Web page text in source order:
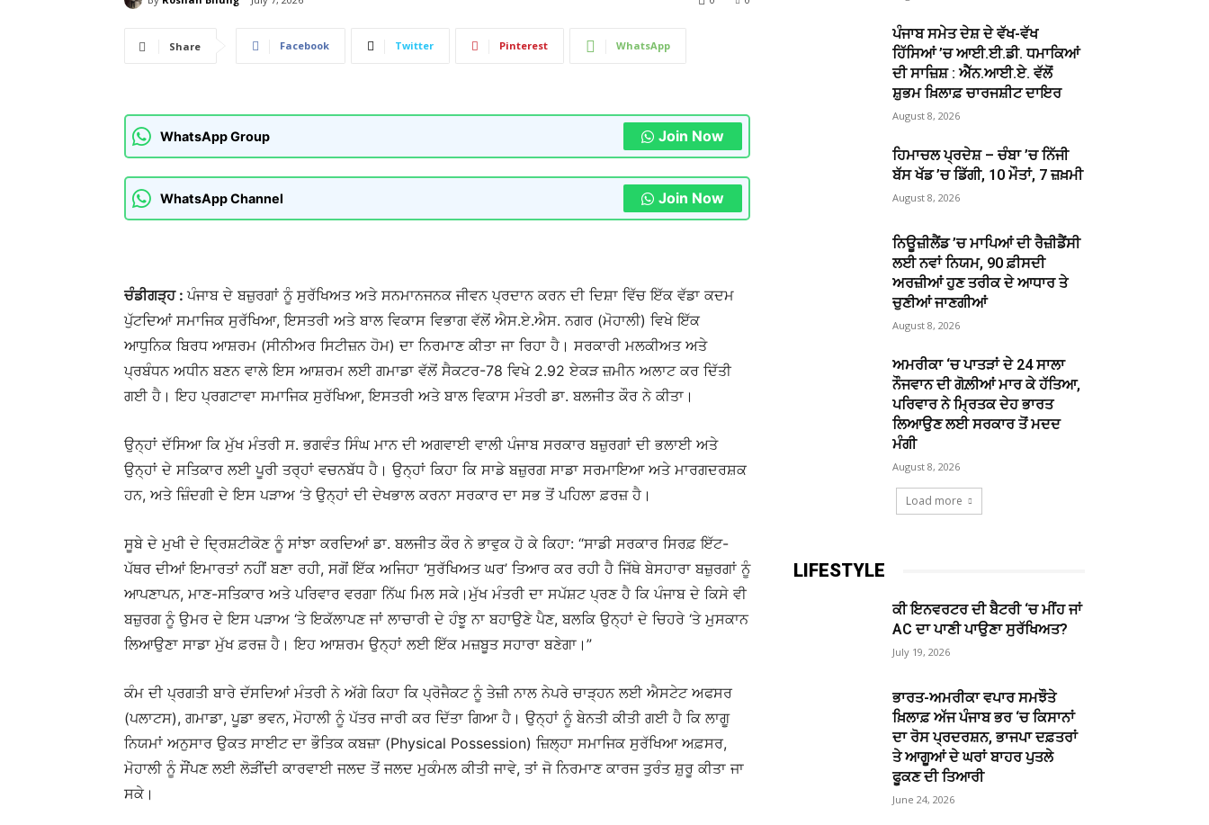
Share Facebook Twitter Pinterest WhatsApp
WhatsApp Group Join Now
WhatsApp Channel Join Now
ਚੰਡੀਗੜ੍ਹ :ਪੰਜਾਬ ਦੇ ਬਜ਼ੁਰਗਾਂ ਨੂੰ ਸੁਰੱਖਿਅਤ ਅਤੇ ਸਨਮਾਨਜਨਕ ਜੀਵਨ ਪ੍ਰਦਾਨ ਕਰਨ ਦੀ ਦਿਸ਼ਾ ਵਿੱਚ ਇੱਕ ਵੱਡਾ ਕਦਮ
ਪੁੱਟਦਿਆਂ ਸਮਾਜਿਕ ਸੁਰੱਖਿਆ, ਇਸਤਰੀ ਅਤੇ ਬਾਲ ਵਿਕਾਸ ਵਿਭਾਗ ਵੱਲੋਂ ਐਸ.ਏ.ਐਸ. ਨਗਰ (ਮੋਹਾਲੀ) ਵਿਖੇ ਇੱਕ
ਆਧੁਨਿਕ ਬਿਰਧ ਆਸ਼ਰਮ (ਸੀਨੀਅਰ ਸਿਟੀਜ਼ਨ ਹੋਮ) ਦਾ ਨਿਰਮਾਣ ਕੀਤਾ ਜਾ ਰਿਹਾ ਹੈ। ਸਰਕਾਰੀ ਮਲਕੀਅਤ ਅਤੇ
ਪ੍ਰਬੰਧਨ ਅਧੀਨ ਬਣਨ ਵਾਲੇ ਇਸ ਆਸ਼ਰਮ ਲਈ ਗਮਾਡਾ ਵੱਲੋਂ ਸੈਕਟਰ-78 ਵਿਖੇ 2.92 ਏਕੜ ਜ਼ਮੀਨ ਅਲਾਟ ਕਰ ਦਿੱਤੀ
ਗਈ ਹੈ। ਇਹ ਪ੍ਰਗਟਾਵਾ ਸਮਾਜਿਕ ਸੁਰੱਖਿਆ, ਇਸਤਰੀ ਅਤੇ ਬਾਲ ਵਿਕਾਸ ਮੰਤਰੀ ਡਾ. ਬਲਜੀਤ ਕੌਰ ਨੇ ਕੀਤਾ।
ਉਨ੍ਹਾਂ ਦੱਸਿਆ ਕਿ ਮੁੱਖ ਮੰਤਰੀ ਸ. ਭਗਵੰਤ ਸਿੰਘ ਮਾਨ ਦੀ ਅਗਵਾਈ ਵਾਲੀ ਪੰਜਾਬ ਸਰਕਾਰ ਬਜ਼ੁਰਗਾਂ ਦੀ ਭਲਾਈ ਅਤੇ
ਉਨ੍ਹਾਂ ਦੇ ਸਤਿਕਾਰ ਲਈ ਪੂਰੀ ਤਰ੍ਹਾਂ ਵਚਨਬੱਧ ਹੈ। ਉਨ੍ਹਾਂ ਕਿਹਾ ਕਿ ਸਾਡੇ ਬਜ਼ੁਰਗ ਸਾਡਾ ਸਰਮਾਇਆ ਅਤੇ ਮਾਰਗਦਰਸ਼ਕ
ਹਨ, ਅਤੇ ਜ਼ਿੰਦਗੀ ਦੇ ਇਸ ਪੜਾਅ ‘ਤੇ ਉਨ੍ਹਾਂ ਦੀ ਦੇਖਭਾਲ ਕਰਨਾ ਸਰਕਾਰ ਦਾ ਸਭ ਤੋਂ ਪਹਿਲਾ ਫ਼ਰਜ਼ ਹੈ।
ਸੂਬੇ ਦੇ ਮੁਖੀ ਦੇ ਦ੍ਰਿਸ਼ਟੀਕੋਣ ਨੂੰ ਸਾਂਝਾ ਕਰਦਿਆਂ ਡਾ. ਬਲਜੀਤ ਕੌਰ ਨੇ ਭਾਵੁਕ ਹੋ ਕੇ ਕਿਹਾ: “ਸਾਡੀ ਸਰਕਾਰ ਸਿਰਫ਼ ਇੱਟ-
ਪੱਥਰ ਦੀਆਂ ਇਮਾਰਤਾਂ ਨਹੀਂ ਬਣਾ ਰਹੀ, ਸਗੋਂ ਇੱਕ ਅਜਿਹਾ ‘ਸੁਰੱਖਿਅਤ ਘਰ’ ਤਿਆਰ ਕਰ ਰਹੀ ਹੈ ਜਿੱਥੇ ਬੇਸਹਾਰਾ ਬਜ਼ੁਰਗਾਂ ਨੂੰ
ਆਪਣਾਪਨ, ਮਾਣ-ਸਤਿਕਾਰ ਅਤੇ ਪਰਿਵਾਰ ਵਰਗਾ ਨਿੱਘ ਮਿਲ ਸਕੇ।ਮੁੱਖ ਮੰਤਰੀ ਦਾ ਸਪੱਸ਼ਟ ਪ੍ਰਣ ਹੈ ਕਿ ਪੰਜਾਬ ਦੇ ਕਿਸੇ ਵੀ
ਬਜ਼ੁਰਗ ਨੂੰ ਉਮਰ ਦੇ ਇਸ ਪੜਾਅ ‘ਤੇ ਇਕੱਲਾਪਣ ਜਾਂ ਲਾਚਾਰੀ ਦੇ ਹੰਝੂ ਨਾ ਬਹਾਉਣੇ ਪੈਣ, ਬਲਕਿ ਉਨ੍ਹਾਂ ਦੇ ਚਿਹਰੇ ‘ਤੇ ਮੁਸਕਾਨ
ਲਿਆਉਣਾ ਸਾਡਾ ਮੁੱਖ ਫ਼ਰਜ਼ ਹੈ। ਇਹ ਆਸ਼ਰਮ ਉਨ੍ਹਾਂ ਲਈ ਇੱਕ ਮਜ਼ਬੂਤ ਸਹਾਰਾ ਬਣੇਗਾ।”
ਕੰਮ ਦੀ ਪ੍ਰਗਤੀ ਬਾਰੇ ਦੱਸਦਿਆਂ ਮੰਤਰੀ ਨੇ ਅੱਗੇ ਕਿਹਾ ਕਿ ਪ੍ਰੋਜੈਕਟ ਨੂੰ ਤੇਜ਼ੀ ਨਾਲ ਨੇਪਰੇ ਚਾੜ੍ਹਨ ਲਈ ਐਸਟੇਟ ਅਫਸਰ
(ਪਲਾਟਸ), ਗਮਾਡਾ, ਪੂਡਾ ਭਵਨ, ਮੋਹਾਲੀ ਨੂੰ ਪੱਤਰ ਜਾਰੀ ਕਰ ਦਿੱਤਾ ਗਿਆ ਹੈ। ਉਨ੍ਹਾਂ ਨੂੰ ਬੇਨਤੀ ਕੀਤੀ ਗਈ ਹੈ ਕਿ ਲਾਗੂ
ਨਿਯਮਾਂ ਅਨੁਸਾਰ ਉਕਤ ਸਾਈਟ ਦਾ ਭੌਤਿਕ ਕਬਜ਼ਾ (Physical Possession) ਜ਼ਿਲ੍ਹਾ ਸਮਾਜਿਕ ਸੁਰੱਖਿਆ ਅਫ਼ਸਰ,
ਮੋਹਾਲੀ ਨੂੰ ਸੌਂਪਣ ਲਈ ਲੋੜੀਂਦੀ ਕਾਰਵਾਈ ਜਲਦ ਤੋਂ ਜਲਦ ਮੁਕੰਮਲ ਕੀਤੀ ਜਾਵੇ, ਤਾਂ ਜੋ ਨਿਰਮਾਣ ਕਾਰਜ ਤੁਰੰਤ ਸ਼ੁਰੂ ਕੀਤਾ ਜਾ
ਸਕੇ।
ਪੰਜਾਬ ਸਮੇਤ ਦੇਸ਼ ਦੇ ਵੱਖ-ਵੱਖ
ਹਿੱਸਿਆਂ ’ਚ ਆਈ.ਈ.ਡੀ. ਧਮਾਕਿਆਂ
ਦੀ ਸਾਜ਼ਿਸ਼ : ਐੱਨ.ਆਈ.ਏ. ਵੱਲੋਂ
ਸ਼ੁਭਮ ਖ਼ਿਲਾਫ਼ ਚਾਰਜਸ਼ੀਟ ਦਾਇਰ
August 8, 2026
ਹਿਮਾਚਲ ਪ੍ਰਦੇਸ਼ – ਚੰਬਾ ’ਚ ਨਿੱਜੀ
ਬੱਸ ਖੱਡ ’ਚ ਡਿੱਗੀ, 10 ਮੌਤਾਂ, 7 ਜ਼ਖ਼ਮੀ
August 8, 2026
ਨਿਊਜ਼ੀਲੈਂਡ ’ਚ ਮਾਪਿਆਂ ਦੀ ਰੈਜ਼ੀਡੈਂਸੀ
ਲਈ ਨਵਾਂ ਨਿਯਮ, 90 ਫ਼ੀਸਦੀ
ਅਰਜ਼ੀਆਂ ਹੁਣ ਤਰੀਕ ਦੇ ਆਧਾਰ ਤੇ
ਚੁਣੀਆਂ ਜਾਣਗੀਆਂ
August 8, 2026
ਅਮਰੀਕਾ ‘ਚ ਪਾਤੜਾਂ ਦੇ 24 ਸਾਲਾ
ਨੌਜਵਾਨ ਦੀ ਗੋਲ਼ੀਆਂ ਮਾਰ ਕੇ ਹੱਤਿਆ,
ਪਰਿਵਾਰ ਨੇ ਮ੍ਰਿਤਕ ਦੇਹ ਭਾਰਤ
ਲਿਆਉਣ ਲਈ ਸਰਕਾਰ ਤੋਂ ਮਦਦ
ਮੰਗੀ
August 8, 2026
Load more
LIFESTYLE
ਕੀ ਇਨਵਰਟਰ ਦੀ ਬੈਟਰੀ ‘ਚ ਮੀਂਹ ਜਾਂ
AC ਦਾ ਪਾਣੀ ਪਾਉਣਾ ਸੁਰੱਖਿਅਤ?
July 19, 2026
ਭਾਰਤ-ਅਮਰੀਕਾ ਵਪਾਰ ਸਮਝੌਤੇ
ਖ਼ਿਲਾਫ਼ ਅੱਜ ਪੰਜਾਬ ਭਰ ‘ਚ ਕਿਸਾਨਾਂ
ਦਾ ਰੋਸ ਪ੍ਰਦਰਸ਼ਨ, ਭਾਜਪਾ ਦਫ਼ਤਰਾਂ
ਤੇ ਆਗੂਆਂ ਦੇ ਘਰਾਂ ਬਾਹਰ ਪੁਤਲੇ
ਫੂਕਣ ਦੀ ਤਿਆਰੀ
June 24, 2026